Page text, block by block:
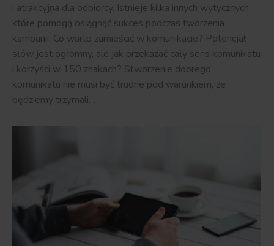
i atrakcyjna dla odbiorcy. Istnieje kilka innych wytycznych,
które pomogą osiągnąć sukces podczas tworzenia
kampanii. Co warto zamieścić w komunikacie? Potencjał
słów jest ogromny, ale jak przekazać cały sens komunikatu
i korzyści w 150 znakach? Stworzenie dobrego
komunikatu nie musi być trudne pod warunkiem, że
będziemy trzymali…